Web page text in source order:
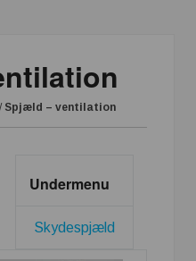
/ Spjæld – ventilation
Undermenu
Skydespjæld